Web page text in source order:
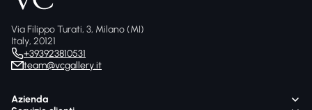
Via Filippo Turati, 3, Milano (MI)
Italy, 20121
+393923810531
team@vcgallery.it
Azienda